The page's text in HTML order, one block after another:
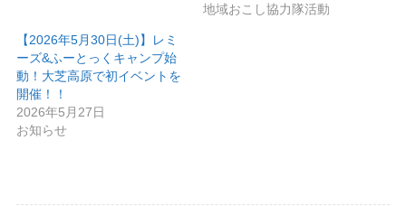
地域おこし協力隊活動
【2026年5月30日(土)】レミ
ーズ&ふーとっくキャンプ始
動！大芝高原で初イベントを
開催！！
2026年5月27日
お知らせ